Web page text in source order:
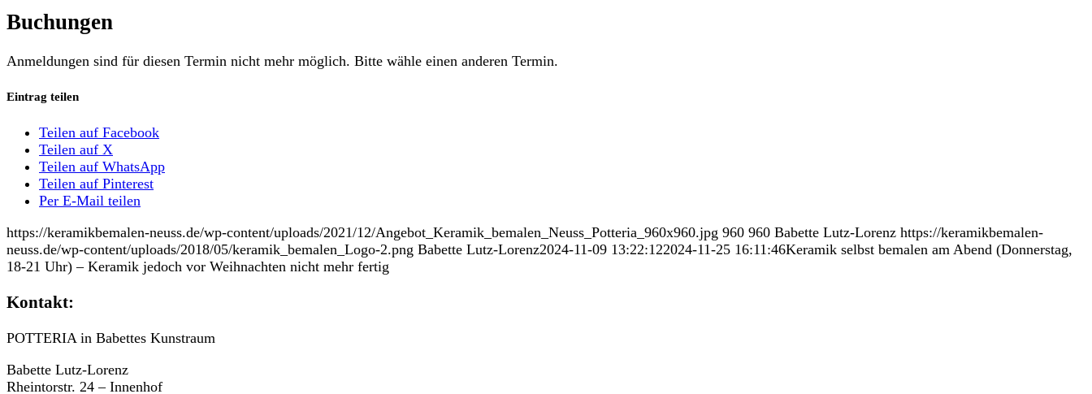
Buchungen
Anmeldungen sind für diesen Termin nicht mehr möglich. Bitte wähle einen anderen Termin.
Eintrag teilen
Teilen auf Facebook
Teilen auf X
Teilen auf WhatsApp
Teilen auf Pinterest
Per E-Mail teilen
https://keramikbemalen-neuss.de/wp-content/uploads/2021/12/Angebot_Keramik_bemalen_Neuss_Potteria_960x960.jpg 960 960 Babette Lutz-Lorenz https://keramikbemalen-
neuss.de/wp-content/uploads/2018/05/keramik_bemalen_Logo-2.png Babette Lutz-Lorenz2024-11-09 13:22:122024-11-25 16:11:46Keramik selbst bemalen am Abend (Donnerstag,
18-21 Uhr) – Keramik jedoch vor Weihnachten nicht mehr fertig
Kontakt:
POTTERIA in Babettes Kunstraum
Babette Lutz-Lorenz
Rheintorstr. 24 – Innenhof